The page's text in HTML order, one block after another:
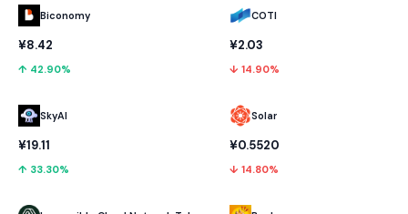
Biconomy
¥8.42
↑ 42.90%
SkyAI
¥19.11
↑ 33.30%
COTI
¥2.03
↓ 14.90%
Solar
¥0.5520
↓ 14.80%